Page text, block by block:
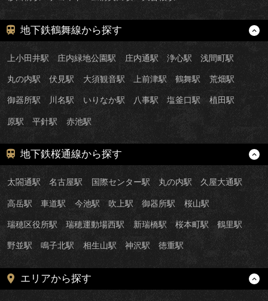
地下鉄鶴舞線から探す
上小田井駅 庄内緑地公園駅 庄内通駅 浄心駅 浅間町駅
丸の内駅 伏見駅 大須観音駅 上前津駅 鶴舞駅 荒畑駅
御器所駅 川名駅 いりなか駅 八事駅 塩釜口駅 植田駅
原駅 平針駅 赤池駅
地下鉄桜通線から探す
太閤通駅 名古屋駅 国際センター駅 丸の内駅 久屋大通駅
高岳駅 車道駅 今池駅 吹上駅 御器所駅 桜山駅
瑞穂区役所駅 瑞穂運動場西駅 新瑞橋駅 桜本町駅 鶴里駅
野並駅 鳴子北駅 相生山駅 神沢駅 徳重駅
エリアから探す